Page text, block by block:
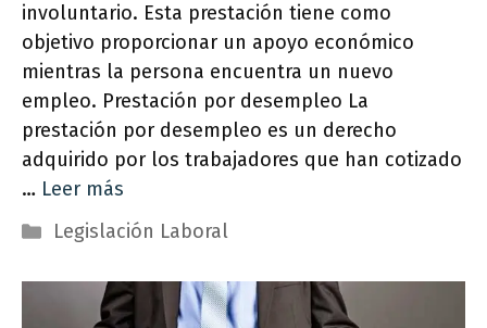
involuntario. Esta prestación tiene como
objetivo proporcionar un apoyo económico
mientras la persona encuentra un nuevo
empleo. Prestación por desempleo La
prestación por desempleo es un derecho
adquirido por los trabajadores que han cotizado
… Leer más
Categorías
Legislación Laboral